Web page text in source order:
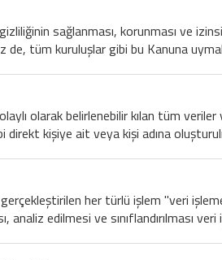
sağlanması, korunması ve
de, tüm kuruluşlar gibi bu Kanuna
olarak belirlenebilir kılan tüm
kişiye ait veya kişi adına
her türlü işlem "veri
analiz edilmesi ve sınıflandırılması